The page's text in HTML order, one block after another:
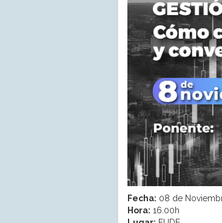
Fecha: 08 de
Hora: 16.00h